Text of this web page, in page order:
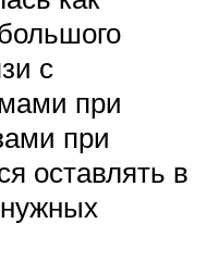
с
при
при
оставлять в